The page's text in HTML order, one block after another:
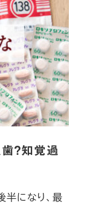
？知覚過
半になり、最